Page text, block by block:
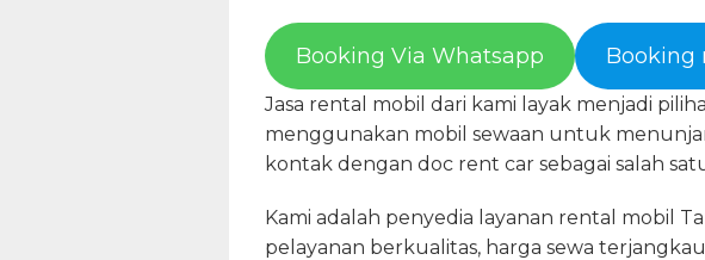
Booking Via Whatsapp Booking
Jasa rental mobil dari kami layak menjadi
menggunakan mobil sewaan untuk
kontak dengan doc rent car sebagai salah
Kami adalah penyedia layanan rental mobil
pelayanan berkualitas, harga sewa